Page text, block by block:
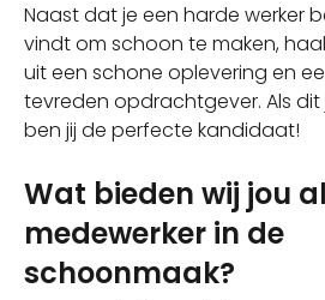
Naast dat je een harde werker
vindt om schoon te maken,
uit een schone oplevering en
tevreden opdrachtgever. Als
ben jij de perfecte kandidaat!
Wat bieden wij jou
medewerker in de
schoonmaak?